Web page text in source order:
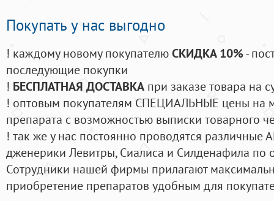
Покупать у нас выгодно
! каждому новому покупателюСКИДКА 10%-
последующие покупки
! БЕСПЛАТНАЯ ДОСТАВКА при заказе товара на
! оптовым покупателям СПЕЦИАЛЬНЫЕ цены на
препарата с возможностью выписки товарного
! так же у нас постоянно проводятся
дженерики Левитры, Сиалиса и Силденафила по
Cотрудники нашей фирмы прилагают
приобретение препаратов удобным для